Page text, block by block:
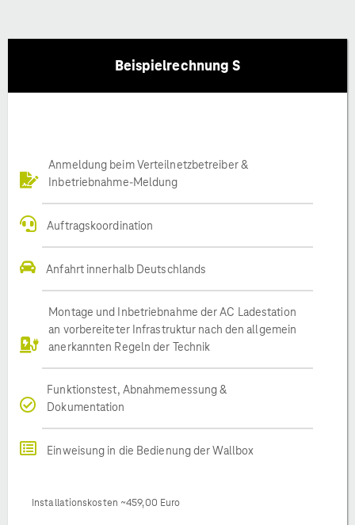
Beispielrechnung S
Anmeldung beim Verteilnetzbetreiber &
Inbetriebnahme-Meldung
Auftragskoordination
Anfahrt innerhalb Deutschlands
Montage und Inbetriebnahme der AC Ladestation
an vorbereiteter Infrastruktur nach den allgemein
anerkannten Regeln der Technik
Funktionstest, Abnahmemessung &
Dokumentation
Einweisung in die Bedienung der Wallbox
Installationskosten ~459,00 Euro